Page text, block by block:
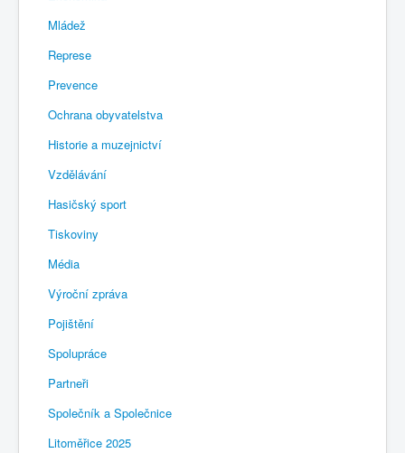
Mládež
Represe
Prevence
Ochrana obyvatelstva
Historie a muzejnictví
Vzdělávání
Hasičský sport
Tiskoviny
Média
Výroční zpráva
Pojištění
Spolupráce
Partneři
Společník a Společnice
Litoměřice 2025